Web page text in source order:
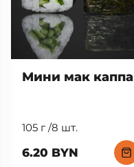
Мини мак каппа
105 г /8 шт.
6.20 BYN